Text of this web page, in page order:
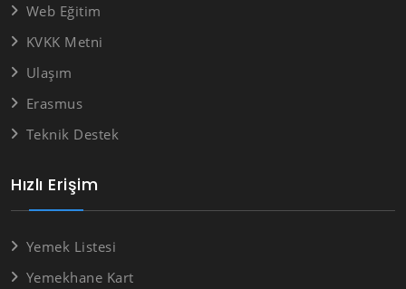
Hızlı Erişim
Yemek Listesi
Yemekhane Kart
Web Eğitim
KVKK Metni
Ulaşım
Erasmus
Teknik Destek